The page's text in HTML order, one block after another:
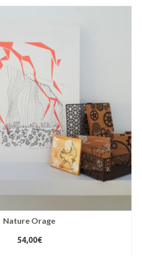
Nature Orage
54,00€